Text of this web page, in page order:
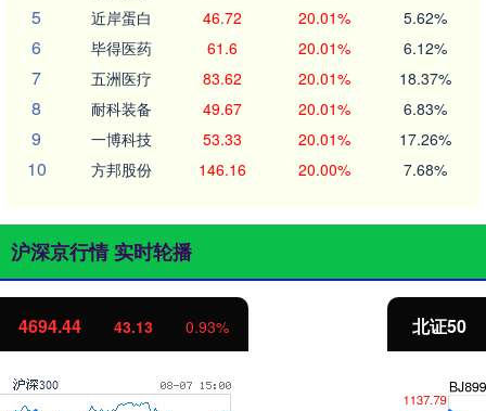
5 近岸蛋白 46.72 20.01% 5.62%
6 毕得医药 61.6 20.01% 6.12%
7 五洲医疗 83.62 20.01% 18.37%
8 耐科装备 49.67 20.01% 6.83%
9 一博科技 53.33 20.01% 17.26%
10 方邦股份 146.16 20.00% 7.68%
沪深京行情 实时轮播
北证50 1134.24